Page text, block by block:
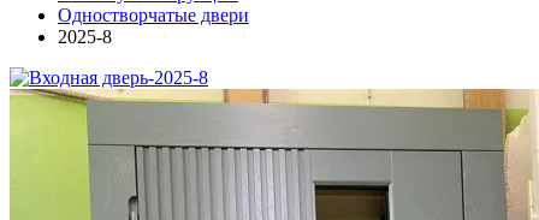
Одностворчатые двери
2025-8